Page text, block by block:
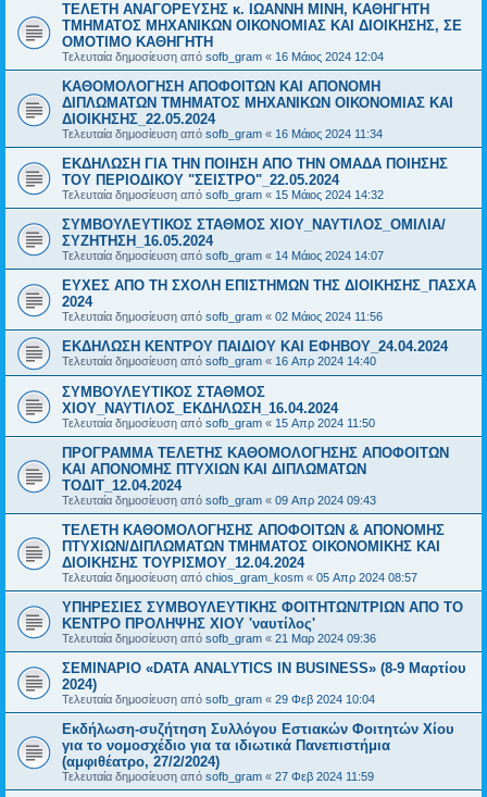
ΤΕΛΕΤΗ ΑΝΑΓΟΡΕΥΣΗΣ κ. ΙΩΑΝΝΗ ΜΙΝΗ, ΚΑΘΗΓΗΤΗ
ΤΜΗΜΑΤΟΣ ΜΗΧΑΝΙΚΩΝ ΟΙΚΟΝΟΜΙΑΣ ΚΑΙ ΔΙΟΙΚΗΣΗΣ, ΣΕ
ΟΜΟΤΙΜΟ ΚΑΘΗΓΗΤΗ
Τελευταία δημοσίευση από sofb_gram « 16 Μάιος 2024 12:04
ΚΑΘΟΜΟΛΟΓΗΣΗ ΑΠΟΦΟΙΤΩΝ ΚΑΙ ΑΠΟΝΟΜΗ
ΔΙΠΛΩΜΑΤΩΝ ΤΜΗΜΑΤΟΣ ΜΗΧΑΝΙΚΩΝ ΟΙΚΟΝΟΜΙΑΣ ΚΑΙ
ΔΙΟΙΚΗΣΗΣ_22.05.2024
Τελευταία δημοσίευση από sofb_gram « 16 Μάιος 2024 11:34
ΕΚΔΗΛΩΣΗ ΓΙΑ ΤΗΝ ΠΟΙΗΣΗ ΑΠΟ ΤΗΝ ΟΜΑΔΑ ΠΟΙΗΣΗΣ
ΤΟΥ ΠΕΡΙΟΔΙΚΟΥ "ΣΕΙΣΤΡΟ"_22.05.2024
Τελευταία δημοσίευση από sofb_gram « 15 Μάιος 2024 14:32
ΣΥΜΒΟΥΛΕΥΤΙΚΟΣ ΣΤΑΘΜΟΣ ΧΙΟΥ_ΝΑΥΤΙΛΟΣ_ΟΜΙΛΙΑ/
ΣΥΖΗΤΗΣΗ_16.05.2024
Τελευταία δημοσίευση από sofb_gram « 14 Μάιος 2024 14:07
ΕΥΧΕΣ ΑΠΟ ΤΗ ΣΧΟΛΗ ΕΠΙΣΤΗΜΩΝ ΤΗΣ ΔΙΟΙΚΗΣΗΣ_ΠΑΣΧΑ
2024
Τελευταία δημοσίευση από sofb_gram « 02 Μάιος 2024 11:56
ΕΚΔΗΛΩΣΗ ΚΕΝΤΡΟΥ ΠΑΙΔΙΟΥ ΚΑΙ ΕΦΗΒΟΥ_24.04.2024
Τελευταία δημοσίευση από sofb_gram « 16 Απρ 2024 14:40
ΣΥΜΒΟΥΛΕΥΤΙΚΟΣ ΣΤΑΘΜΟΣ
ΧΙΟΥ_ΝΑΥΤΙΛΟΣ_ΕΚΔΗΛΩΣΗ_16.04.2024
Τελευταία δημοσίευση από sofb_gram « 15 Απρ 2024 11:50
ΠΡΟΓΡΑΜΜΑ ΤΕΛΕΤΗΣ ΚΑΘΟΜΟΛΟΓΗΣΗΣ ΑΠΟΦΟΙΤΩΝ
ΚΑΙ ΑΠΟΝΟΜΗΣ ΠΤΥΧΙΩΝ ΚΑΙ ΔΙΠΛΩΜΑΤΩΝ
ΤΟΔΙΤ_12.04.2024
Τελευταία δημοσίευση από sofb_gram « 09 Απρ 2024 09:43
ΤΕΛΕΤΗ ΚΑΘΟΜΟΛΟΓΗΣΗΣ ΑΠΟΦΟΙΤΩΝ & ΑΠΟΝΟΜΗΣ
ΠΤΥΧΙΩΝ/ΔΙΠΛΩΜΑΤΩΝ ΤΜΗΜΑΤΟΣ ΟΙΚΟΝΟΜΙΚΗΣ ΚΑΙ
ΔΙΟΙΚΗΣΗΣ ΤΟΥΡΙΣΜΟΥ_12.04.2024
Τελευταία δημοσίευση από chios_gram_kosm « 05 Απρ 2024 08:57
ΥΠΗΡΕΣΙΕΣ ΣΥΜΒΟΥΛΕΥΤΙΚΗΣ ΦΟΙΤΗΤΩΝ/ΤΡΙΩΝ ΑΠΟ ΤΟ
ΚΕΝΤΡΟ ΠΡΟΛΗΨΗΣ ΧΙΟΥ 'ναυτίλος'
Τελευταία δημοσίευση από sofb_gram « 21 Μαρ 2024 09:36
ΣΕΜΙΝΑΡΙΟ «DATA ANALYTICS IN BUSINESS» (8-9 Μαρτίου
2024)
Τελευταία δημοσίευση από sofb_gram « 29 Φεβ 2024 10:04
Εκδήλωση-συζήτηση Συλλόγου Εστιακών Φοιτητών Χίου
για το νομοσχέδιο για τα ιδιωτικά Πανεπιστήμια
(αμφιθέατρο, 27/2/2024)
Τελευταία δημοσίευση από sofb_gram « 27 Φεβ 2024 11:59